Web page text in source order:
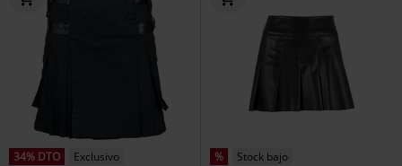
34% DTO
Exclusivo
% Stock bajo